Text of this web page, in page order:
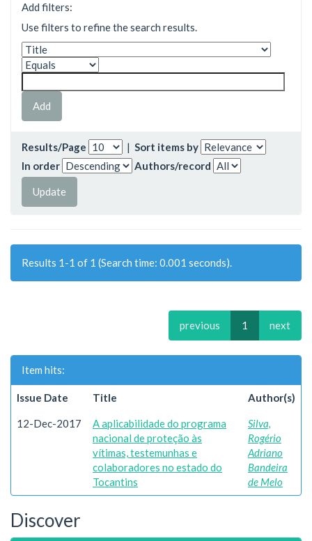
Add filters:
Use filters to refine the search results.
Results/Page | Sort items by
In order
Authors/record
Results 1-1 of 1 (Search time: 0.001 seconds).
previous 1 next
Item hits:
Issue Date Title Author(s)
12-Dec-2017
A aplicabilidade do programa
nacional de proteção às
vítimas, testemunhas e
colaboradores no estado do
Tocantins
Silva,
Rogério
Adriano
Bandeira
de Melo
Discover